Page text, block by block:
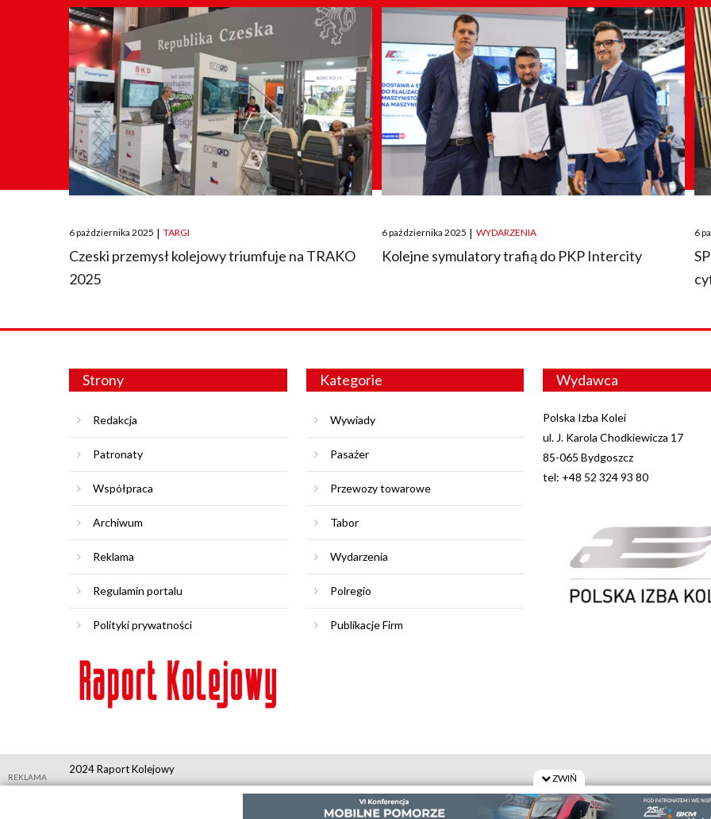
Posted
on
6 października 2025 | TARGI
Czeski przemysł kolejowy triumfuje na TRAKO
2025
Posted
on
6 października 2025 | WYDARZENIA
Kolejne symulatory trafią do PKP Intercity
on
6
Strony
Redakcja
Patronaty
Współpraca
Archiwum
Reklama
Regulamin portalu
Polityki prywatności
Kategorie
Wywiady
Pasażer
Przewozy towarowe
Tabor
Wydarzenia
Polregio
Publikacje Firm
Wydawca
Polska Izba Kolei
ul. J. Karola Chodkiewicza 17
85-065 Bydgoszcz
tel: +48 52 324 93 80
2024 Raport Kolejowy